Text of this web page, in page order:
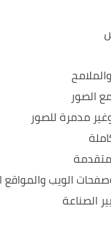
الصور
مدمرة للصور
الويب والمواقع
الصناعة